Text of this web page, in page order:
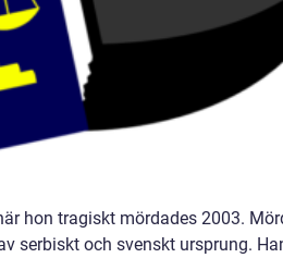
hon tragiskt mördades 2003.
serbiskt och svenskt ursprung.